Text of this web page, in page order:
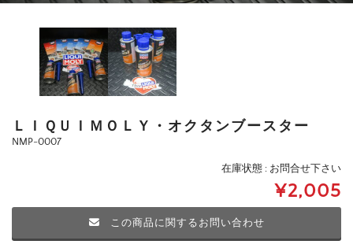
ＬＩＱＵＩＭＯＬＹ・オクタンブースター
NMP-0007
在庫状態 : お問合せ下さい
¥2,005
この商品に関するお問い合わせ